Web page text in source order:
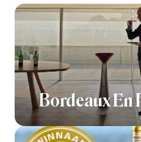
Bordeaux En